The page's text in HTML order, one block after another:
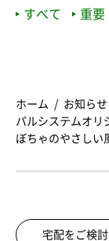
すべて 重要
ホーム お知らせ
パルシステムオ
ぼちゃのやさしい
宅配をご検